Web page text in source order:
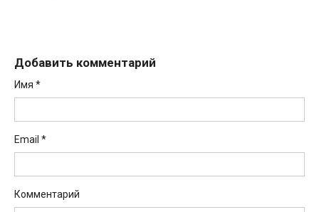
Добавить комментарий
Имя *
Email *
Комментарий